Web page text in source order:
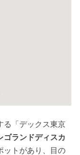
る「デックス東京
ゴランドディスカ
ットがあり、目の